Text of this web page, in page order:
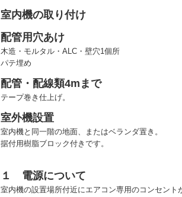
室内機の取り付け
配管用穴あけ
木造・モルタル・ALC・壁穴1個所
パテ埋め
配管・配線類4mまで
テープ巻き仕上げ。
室外機設置
室内機と同一階の地面、またはベランダ置き。
据付用樹脂ブロック付きです。
１ 電源について
室内機の設置場所付近にエアコン専用のコンセント